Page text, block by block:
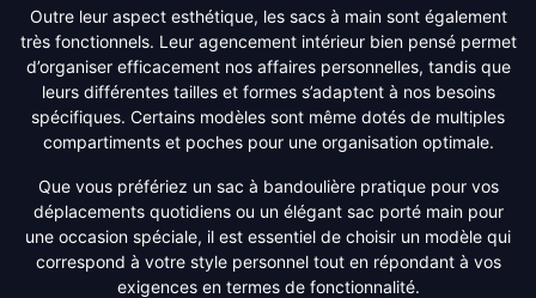
Outre leur aspect esthétique, les sacs à main sont également
très fonctionnels. Leur agencement intérieur bien pensé permet
d’organiser efficacement nos affaires personnelles, tandis que
leurs différentes tailles et formes s’adaptent à nos besoins
spécifiques. Certains modèles sont même dotés de multiples
compartiments et poches pour une organisation optimale.
Que vous préfériez un sac à bandoulière pratique pour vos
déplacements quotidiens ou un élégant sac porté main pour
une occasion spéciale, il est essentiel de choisir un modèle qui
correspond à votre style personnel tout en répondant à vos
exigences en termes de fonctionnalité.